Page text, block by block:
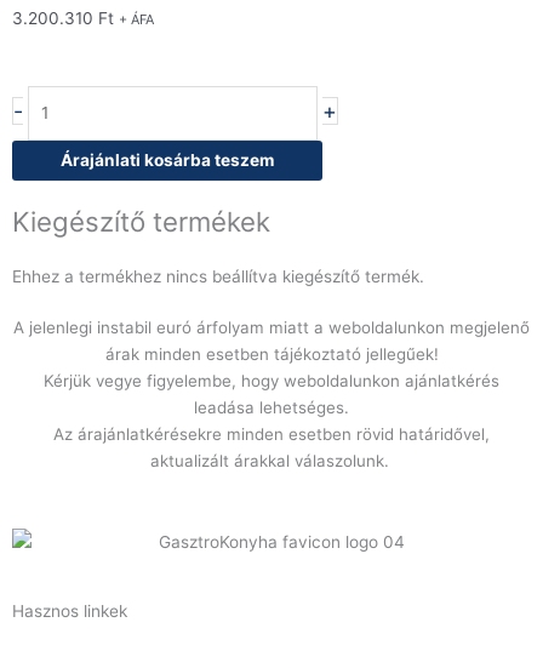
3.200.310 Ft + ÁFA
-
Classic
2/1
mennyiség
+
Árajánlati kosárba teszem
Kiegészítő termékek
Ehhez a termékhez nincs beállítva kiegészítő termék.
A jelenlegi instabil euró árfolyam miatt a weboldalunkon megjelenő
árak minden esetben tájékoztató jellegűek!
Kérjük vegye figyelembe, hogy weboldalunkon ajánlatkérés
leadása lehetséges.
Az árajánlatkérésekre minden esetben rövid határidővel,
aktualizált árakkal válaszolunk.
Hasznos linkek